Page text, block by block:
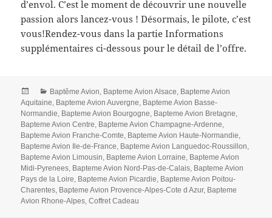
d’envol. C’est le moment de découvrir une nouvelle
passion alors lancez-vous ! Désormais, le pilote, c’est
vous!Rendez-vous dans la partie Informations
supplémentaires ci-dessous pour le détail de l’offre.
Posted
on
Categories
Baptême Avion, Bapteme Avion Alsace, Bapteme Avion
Aquitaine, Bapteme Avion Auvergne, Bapteme Avion Basse-
Normandie, Bapteme Avion Bourgogne, Bapteme Avion Bretagne,
Bapteme Avion Centre, Bapteme Avion Champagne-Ardenne,
Bapteme Avion Franche-Comte, Bapteme Avion Haute-Normandie,
Bapteme Avion Ile-de-France, Bapteme Avion Languedoc-Roussillon,
Bapteme Avion Limousin, Bapteme Avion Lorraine, Bapteme Avion
Midi-Pyrenees, Bapteme Avion Nord-Pas-de-Calais, Bapteme Avion
Pays de la Loire, Bapteme Avion Picardie, Bapteme Avion Poitou-
Charentes, Bapteme Avion Provence-Alpes-Cote d Azur, Bapteme
Avion Rhone-Alpes,Coffret Cadeau